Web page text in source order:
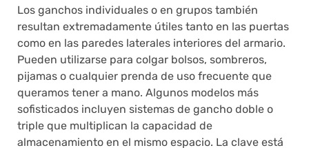
Los ganchos individuales o en grupos también
resultan extremadamente útiles tanto en las puertas
como en las paredes laterales interiores del armario.
Pueden utilizarse para colgar bolsos, sombreros,
pijamas o cualquier prenda de uso frecuente que
queramos tener a mano. Algunos modelos más
sofisticados incluyen sistemas de gancho doble o
triple que multiplican la capacidad de
almacenamiento en el mismo espacio. La clave está